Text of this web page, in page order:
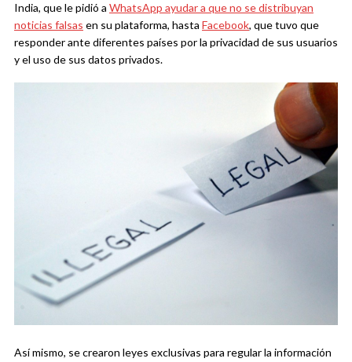
India, que le pidió a WhatsApp ayudar a que no se distribuyan
noticias falsas en su plataforma, hasta Facebook, que tuvo que
responder ante diferentes países por la privacidad de sus usuarios
y el uso de sus datos privados.
Así mismo, se crearon leyes exclusivas para regular la información